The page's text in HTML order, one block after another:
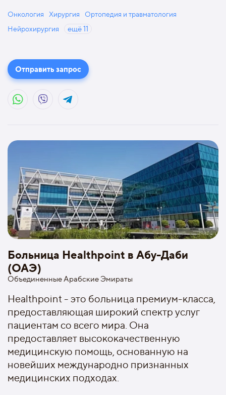
Онкология Хирургия
Ортопедия и травматология
Нейрохирургия
ещё11
Отправить запрос
Больница Healthpoint в Абу-Даби
(ОАЭ)
Объединенные Арабские Эмираты
Healthpoint - это больница премиум-класса,
предоставляющая широкий спектр услуг
пациентам со всего мира. Она
предоставляет высококачественную
медицинскую помощь, основанную на
новейших международно признанных
медицинских подходах.